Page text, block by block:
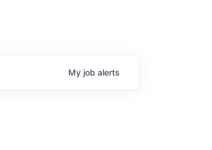
My job alerts